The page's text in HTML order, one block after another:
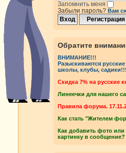
Запомнить меня
Забыли пароль? Вам
Обратите
ВНИМАНИЕ!!!
Разыскиваются русские
школы, клубы, садики!!!
Cкидка 7% на русские
Линеечки для нашего
Правила форума.
Как стать "Жителем
Как добавить фото или
картинку в сообщение?